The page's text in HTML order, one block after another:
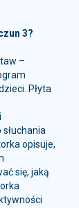
Płyta
opisuje,
się, jaką